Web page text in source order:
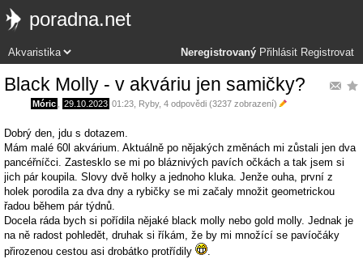
poradna.net
Neregistrovaný Přihlásit Registrovat
Black Molly - v akváriu jen samičky?
Móric 29.10.2023 01:23 Ryby, 4 odpovědi (3237 zobrazení)
Dobrý den, jdu s dotazem.
Mám malé 60l akvárium. Aktuálně po nějakých změnách mi zůstali jen dva
pancéřníčci. Zastesklo se mi po bláznivých pavích očkách a tak jsem si
jich pár koupila. Slovy dvě holky a jednoho kluka. Jenže ouha, první z
holek porodila za dva dny a rybičky se mi začaly množit geometrickou
řadou během pár týdnů.
Docela ráda bych si pořídila nějaké black molly nebo gold molly. Jednak je
na ně radost pohledět, druhak si říkám, že by mi množící se pavíočáky
přirozenou cestou asi drobátko protřídily
.